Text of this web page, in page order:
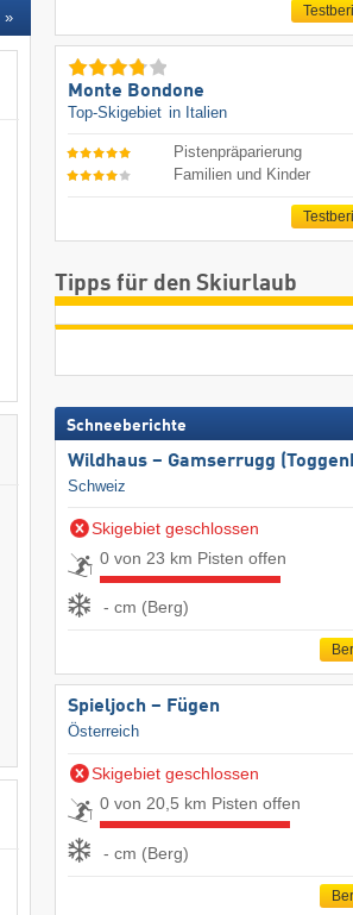
»
Monte Bondone
Top-Skigebiet in Italien
Pistenpräparierung
Familien und Kinder
Tipps für den Skiurlaub
Schneeberichte
Wildhaus – Gamserrugg
Schweiz
Skigebiet geschlossen
0 von 23 km Pisten offen
- cm (Berg)
Spieljoch – Fügen
Österreich
Skigebiet geschlossen
0 von 20,5 km Pisten offen
- cm (Berg)